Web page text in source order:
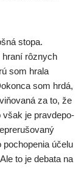
sto­pa.
hra­ní rôz­nych
som hra­la
som hrdá,
za to, že
však je prav­de­po­
úče­lu
to je deba­ta na